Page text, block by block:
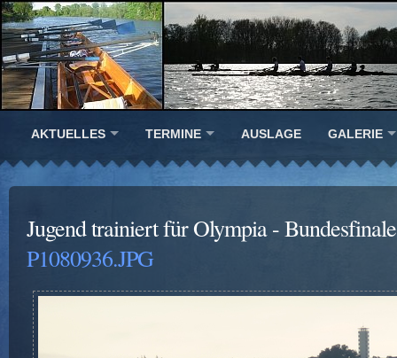
AKTUELLES TERMINE AUSLAGE GALERIE
Jugend trainiert für Olympia -
P1080936.JPG